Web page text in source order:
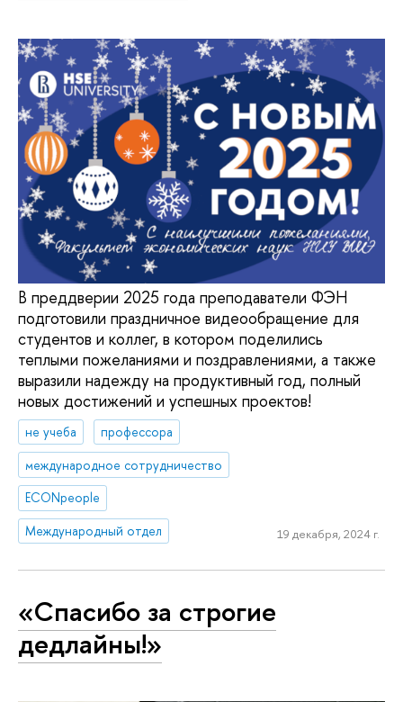
В преддверии 2025 года преподаватели ФЭН
подготовили праздничное видеообращение для
студентов и коллег, в котором поделились
теплыми пожеланиями и поздравлениями, а также
выразили надежду на продуктивный год, полный
новых достижений и успешных проектов!
не учеба
профессора
международное сотрудничество
ECONpeople
Международный отдел
19 декабря, 2024 г.
«Спасибо за строгие
дедлайны!»